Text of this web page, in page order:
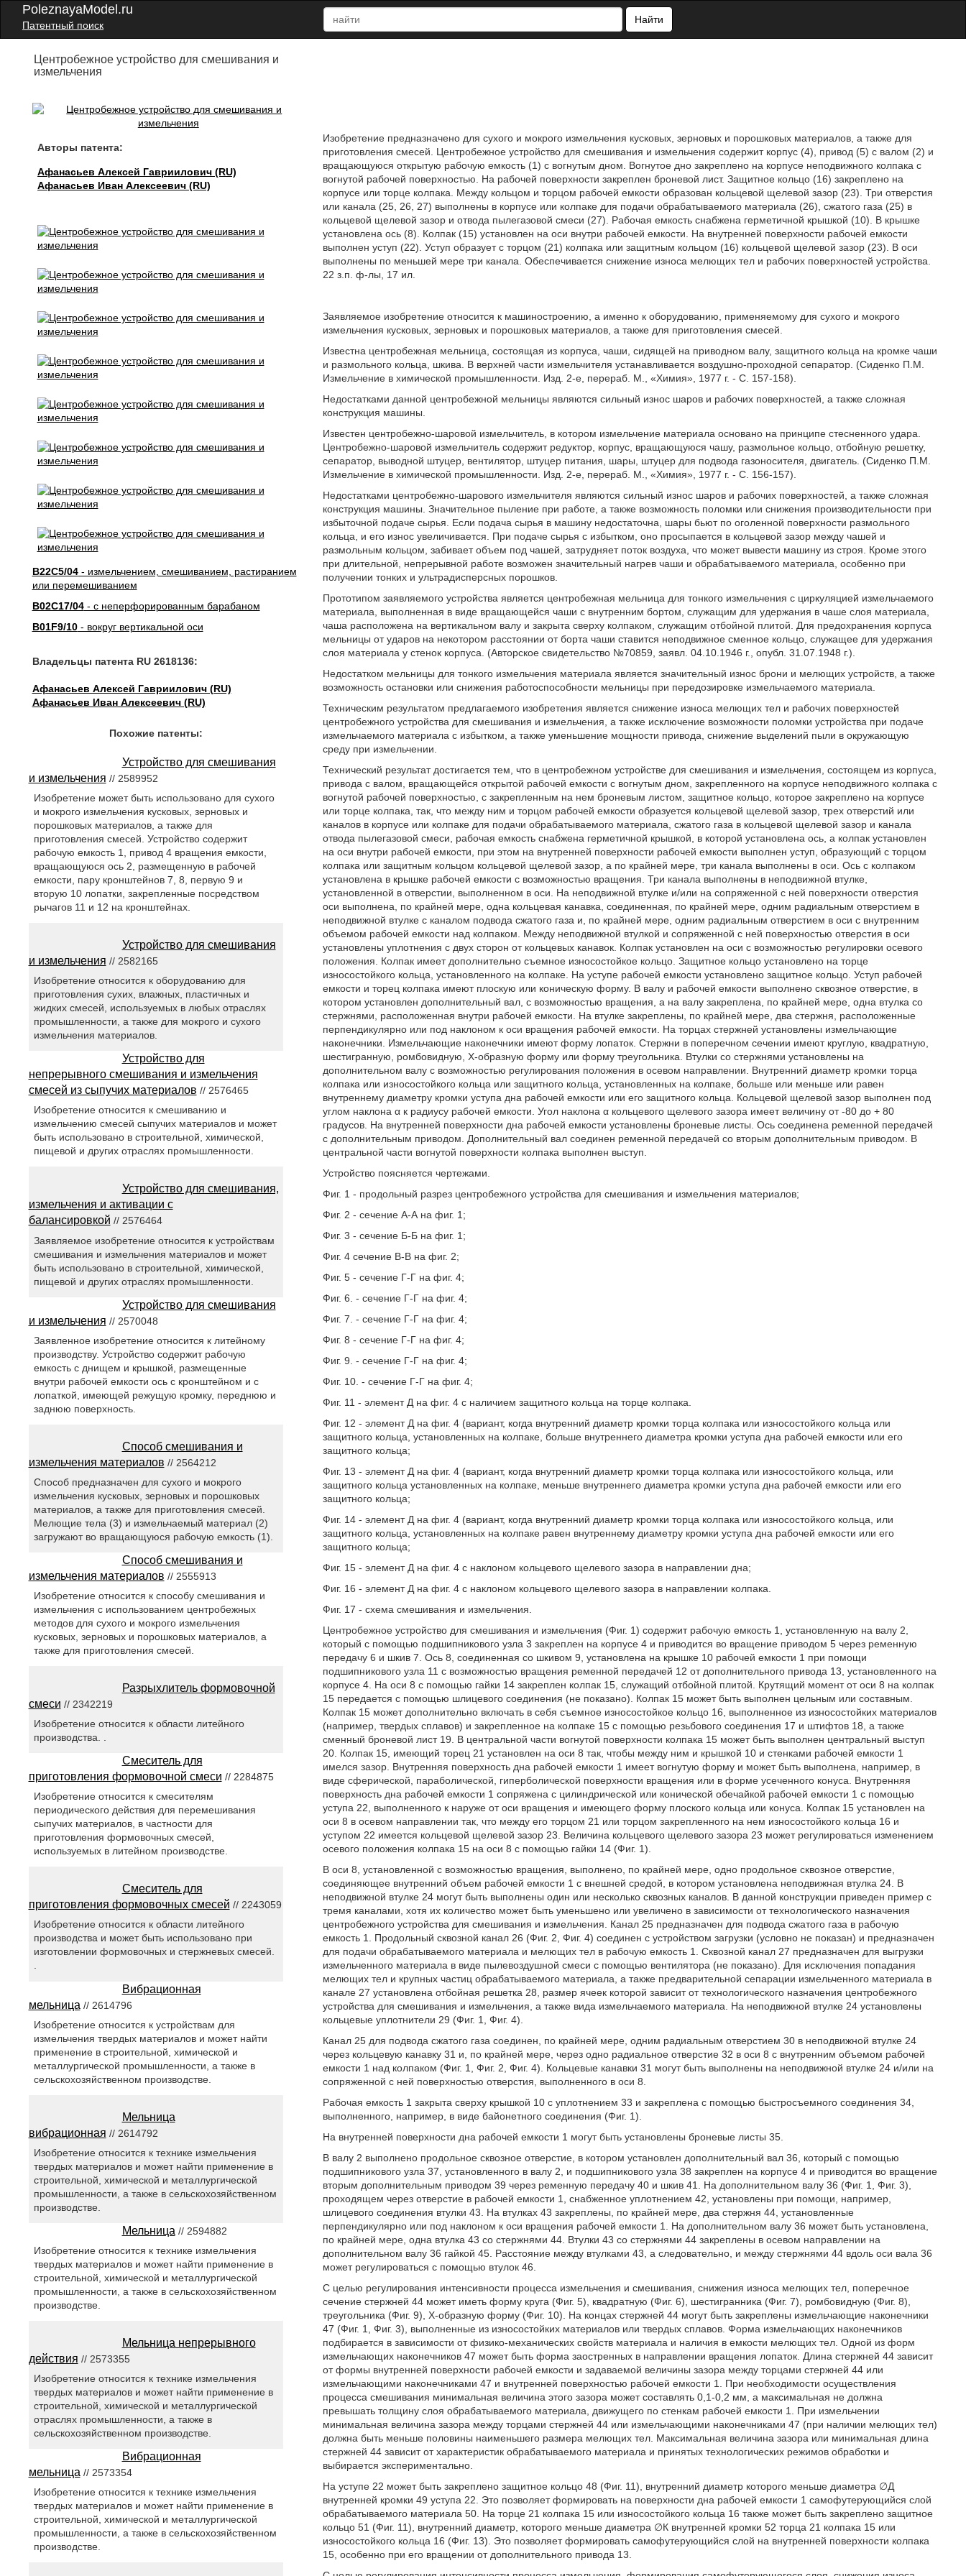
PoleznayaModel.ru
Патентный поиск
Найти
Центробежное устройство для смешивания и
измельчения
Авторы патента:
Афанасьев Алексей Гавриилович (RU)
Афанасьев Иван Алексеевич (RU)
B22C5/04- измельчением, смешиванием, растиранием
или перемешиванием
B02C17/04- с неперфорированным барабаном
B01F9/10- вокруг вертикальной оси
Владельцы патента RU 2618136:
Афанасьев Алексей Гавриилович (RU)
Афанасьев Иван Алексеевич (RU)
Изобретение предназначено для сухого и мокрого измельчения кусковых, зерновых и порошковых материалов, а также для
приготовления смесей. Центробежное устройство для смешивания и измельчения содержит корпус (4), привод (5) с валом (2) и
вращающуюся открытую рабочую емкость (1) с вогнутым дном. Вогнутое дно закреплено на корпусе неподвижного колпака с
вогнутой рабочей поверхностью. На рабочей поверхности закреплен броневой лист. Защитное кольцо (16) закреплено на
корпусе или торце колпака. Между кольцом и торцом рабочей емкости образован кольцевой щелевой зазор (23). Три отверстия
или канала (25, 26, 27) выполнены в корпусе или колпаке для подачи обрабатываемого материала (26), сжатого газа (25) в
кольцевой щелевой зазор и отвода пылегазовой смеси (27). Рабочая емкость снабжена герметичной крышкой (10). В крышке
установлена ось (8). Колпак (15) установлен на оси внутри рабочей емкости. На внутренней поверхности рабочей емкости
выполнен уступ (22). Уступ образует с торцом (21) колпака или защитным кольцом (16) кольцевой щелевой зазор (23). В оси
выполнены по меньшей мере три канала. Обеспечивается снижение износа мелющих тел и рабочих поверхностей устройства.
22 з.п. ф-лы, 17 ил.
Заявляемое изобретение относится к машиностроению, а именно к оборудованию, применяемому для сухого и мокрого
измельчения кусковых, зерновых и порошковых материалов, а также для приготовления смесей.
Известна центробежная мельница, состоящая из корпуса, чаши, сидящей на приводном валу, защитного кольца на кромке чаши
и размольного кольца, шкива. В верхней части измельчителя устанавливается воздушно-проходной сепаратор. (Сиденко П.М.
Измельчение в химической промышленности. Изд. 2-е, перераб. М., «Химия», 1977 г. - С. 157-158).
Недостатками данной центробежной мельницы являются сильный износ шаров и рабочих поверхностей, а также сложная
конструкция машины.
Известен центробежно-шаровой измельчитель, в котором измельчение материала основано на принципе стесненного удара.
Центробежно-шаровой измельчитель содержит редуктор, корпус, вращающуюся чашу, размольное кольцо, отбойную решетку,
сепаратор, выводной штуцер, вентилятор, штуцер питания, шары, штуцер для подвода газоносителя, двигатель. (Сиденко П.М.
Измельчение в химической промышленности. Изд. 2-е, перераб. М., «Химия», 1977 г. - С. 156-157).
Недостатками центробежно-шарового измельчителя являются сильный износ шаров и рабочих поверхностей, а также сложная
конструкция машины. Значительное пыление при работе, а также возможность поломки или снижения производительности при
избыточной подаче сырья. Если подача сырья в машину недостаточна, шары бьют по оголенной поверхности размольного
кольца, и его износ увеличивается. При подаче сырья с избытком, оно просыпается в кольцевой зазор между чашей и
размольным кольцом, забивает объем под чашей, затрудняет поток воздуха, что может вывести машину из строя. Кроме этого
при длительной, непрерывной работе возможен значительный нагрев чаши и обрабатываемого материала, особенно при
получении тонких и ультрадисперсных порошков.
Прототипом заявляемого устройства является центробежная мельница для тонкого измельчения с циркуляцией измельчаемого
материала, выполненная в виде вращающейся чаши с внутренним бортом, служащим для удержания в чаше слоя материала,
чаша расположена на вертикальном валу и закрыта сверху колпаком, служащим отбойной плитой. Для предохранения корпуса
мельницы от ударов на некотором расстоянии от борта чаши ставится неподвижное сменное кольцо, служащее для удержания
слоя материала у стенок корпуса. (Авторское свидетельство №70859, заявл. 04.10.1946 г., опубл. 31.07.1948 г.).
Недостатком мельницы для тонкого измельчения материала является значительный износ брони и мелющих устройств, а также
возможность остановки или снижения работоспособности мельницы при передозировке измельчаемого материала.
Техническим результатом предлагаемого изобретения является снижение износа мелющих тел и рабочих поверхностей
центробежного устройства для смешивания и измельчения, а также исключение возможности поломки устройства при подаче
измельчаемого материала с избытком, а также уменьшение мощности привода, снижение выделений пыли в окружающую
среду при измельчении.
Технический результат достигается тем, что в центробежном устройстве для смешивания и измельчения, состоящем из корпуса,
привода с валом, вращающейся открытой рабочей емкости с вогнутым дном, закрепленного на корпусе неподвижного колпака с
вогнутой рабочей поверхностью, с закрепленным на нем броневым листом, защитное кольцо, которое закреплено на корпусе
или торце колпака, так, что между ним и торцом рабочей емкости образуется кольцевой щелевой зазор, трех отверстий или
каналов в корпусе или колпаке для подачи обрабатываемого материала, сжатого газа в кольцевой щелевой зазор и канала
отвода пылегазовой смеси, рабочая емкость снабжена герметичной крышкой, в которой установлена ось, а колпак установлен
на оси внутри рабочей емкости, при этом на внутренней поверхности рабочей емкости выполнен уступ, образующий с торцом
колпака или защитным кольцом кольцевой щелевой зазор, а по крайней мере, три канала выполнены в оси. Ось с колпаком
установлена в крышке рабочей емкости с возможностью вращения. Три канала выполнены в неподвижной втулке,
установленной в отверстии, выполненном в оси. На неподвижной втулке и/или на сопряженной с ней поверхности отверстия
оси выполнена, по крайней мере, одна кольцевая канавка, соединенная, по крайней мере, одним радиальным отверстием в
неподвижной втулке с каналом подвода сжатого газа и, по крайней мере, одним радиальным отверстием в оси с внутренним
объемом рабочей емкости над колпаком. Между неподвижной втулкой и сопряженной с ней поверхностью отверстия в оси
установлены уплотнения с двух сторон от кольцевых канавок. Колпак установлен на оси с возможностью регулировки осевого
положения. Колпак имеет дополнительно съемное износостойкое кольцо. Защитное кольцо установлено на торце
износостойкого кольца, установленного на колпаке. На уступе рабочей емкости установлено защитное кольцо. Уступ рабочей
емкости и торец колпака имеют плоскую или коническую форму. В валу и рабочей емкости выполнено сквозное отверстие, в
котором установлен дополнительный вал, с возможностью вращения, а на валу закреплена, по крайней мере, одна втулка со
стержнями, расположенная внутри рабочей емкости. На втулке закреплены, по крайней мере, два стержня, расположенные
перпендикулярно или под наклоном к оси вращения рабочей емкости. На торцах стержней установлены измельчающие
наконечники. Измельчающие наконечники имеют форму лопаток. Стержни в поперечном сечении имеют круглую, квадратную,
шестигранную, ромбовидную, X-образную форму или форму треугольника. Втулки со стержнями установлены на
дополнительном валу с возможностью регулирования положения в осевом направлении. Внутренний диаметр кромки торца
колпака или износостойкого кольца или защитного кольца, установленных на колпаке, больше или меньше или равен
внутреннему диаметру кромки уступа дна рабочей емкости или его защитного кольца. Кольцевой щелевой зазор выполнен под
углом наклона α к радиусу рабочей емкости. Угол наклона α кольцевого щелевого зазора имеет величину от -80 до + 80
градусов. На внутренней поверхности дна рабочей емкости установлены броневые листы. Ось соединена ременной передачей
с дополнительным приводом. Дополнительный вал соединен ременной передачей со вторым дополнительным приводом. В
центральной части вогнутой поверхности колпака выполнен выступ.
Устройство поясняется чертежами.
Фиг. 1 - продольный разрез центробежного устройства для смешивания и измельчения материалов;
Фиг. 2 - сечение А-А на фиг. 1;
Фиг. 3 - сечение Б-Б на фиг. 1;
Фиг. 4 сечение В-В на фиг. 2;
Фиг. 5 - сечение Г-Г на фиг. 4;
Фиг. 6. - сечение Г-Г на фиг. 4;
Фиг. 7. - сечение Г-Г на фиг. 4;
Фиг. 8 - сечение Г-Г на фиг. 4;
Фиг. 9. - сечение Г-Г на фиг. 4;
Фиг. 10. - сечение Г-Г на фиг. 4;
Фиг. 11 - элемент Д на фиг. 4 с наличием защитного кольца на торце колпака.
Фиг. 12 - элемент Д на фиг. 4 (вариант, когда внутренний диаметр кромки торца колпака или износостойкого кольца или
защитного кольца, установленных на колпаке, больше внутреннего диаметра кромки уступа дна рабочей емкости или его
защитного кольца;
Фиг. 13 - элемент Д на фиг. 4 (вариант, когда внутренний диаметр кромки торца колпака или износостойкого кольца, или
защитного кольца установленных на колпаке, меньше внутреннего диаметра кромки уступа дна рабочей емкости или его
защитного кольца;
Фиг. 14 - элемент Д на фиг. 4 (вариант, когда внутренний диаметр кромки торца колпака или износостойкого кольца, или
защитного кольца, установленных на колпаке равен внутреннему диаметру кромки уступа дна рабочей емкости или его
защитного кольца;
Фиг. 15 - элемент Д на фиг. 4 с наклоном кольцевого щелевого зазора в направлении дна;
Фиг. 16 - элемент Д на фиг. 4 с наклоном кольцевого щелевого зазора в направлении колпака.
Фиг. 17 - схема смешивания и измельчения.
Центробежное устройство для смешивания и измельчения (Фиг. 1) содержит рабочую емкость 1, установленную на валу 2,
который с помощью подшипникового узла 3 закреплен на корпусе 4 и приводится во вращение приводом 5 через ременную
передачу 6 и шкив 7. Ось 8, соединенная со шкивом 9, установлена на крышке 10 рабочей емкости 1 при помощи
подшипникового узла 11 с возможностью вращения ременной передачей 12 от дополнительного привода 13, установленного на
корпусе 4. На оси 8 с помощью гайки 14 закреплен колпак 15, служащий отбойной плитой. Крутящий момент от оси 8 на колпак
15 передается с помощью шлицевого соединения (не показано). Колпак 15 может быть выполнен цельным или составным.
Колпак 15 может дополнительно включать в себя съемное износостойкое кольцо 16, выполненное из износостойких материалов
(например, твердых сплавов) и закрепленное на колпаке 15 с помощью резьбового соединения 17 и штифтов 18, а также
сменный броневой лист 19. В центральной части вогнутой поверхности колпака 15 может быть выполнен центральный выступ
20. Колпак 15, имеющий торец 21 установлен на оси 8 так, чтобы между ним и крышкой 10 и стенками рабочей емкости 1
имелся зазор. Внутренняя поверхность дна рабочей емкости 1 имеет вогнутую форму и может быть выполнена, например, в
виде сферической, параболической, гиперболической поверхности вращения или в форме усеченного конуса. Внутренняя
поверхность дна рабочей емкости 1 сопряжена с цилиндрической или конической обечайкой рабочей емкости 1 с помощью
уступа 22, выполненного к наруже от оси вращения и имеющего форму плоского кольца или конуса. Колпак 15 установлен на
оси 8 в осевом направлении так, что между его торцом 21 или торцом закрепленного на нем износостойкого кольца 16 и
уступом 22 имеется кольцевой щелевой зазор 23. Величина кольцевого щелевого зазора 23 может регулироваться изменением
осевого положения колпака 15 на оси 8 с помощью гайки 14 (Фиг. 1).
В оси 8, установленной с возможностью вращения, выполнено, по крайней мере, одно продольное сквозное отверстие,
соединяющее внутренний объем рабочей емкости 1 с внешней средой, в котором установлена неподвижная втулка 24. В
неподвижной втулке 24 могут быть выполнены один или несколько сквозных каналов. В данной конструкции приведен пример с
тремя каналами, хотя их количество может быть уменьшено или увеличено в зависимости от технологического назначения
центробежного устройства для смешивания и измельчения. Канал 25 предназначен для подвода сжатого газа в рабочую
емкость 1. Продольный сквозной канал 26 (Фиг. 2, Фиг. 4) соединен с устройством загрузки (условно не показан) и предназначен
для подачи обрабатываемого материала и мелющих тел в рабочую емкость 1. Сквозной канал 27 предназначен для выгрузки
измельченного материала в виде пылевоздушной смеси с помощью вентилятора (не показано). Для исключения попадания
мелющих тел и крупных частиц обрабатываемого материала, а также предварительной сепарации измельченного материала в
канале 27 установлена отбойная решетка 28, размер ячеек которой зависит от технологического назначения центробежного
устройства для смешивания и измельчения, а также вида измельчаемого материала. На неподвижной втулке 24 установлены
кольцевые уплотнители 29 (Фиг. 1, Фиг. 4).
Канал 25 для подвода сжатого газа соединен, по крайней мере, одним радиальным отверстием 30 в неподвижной втулке 24
через кольцевую канавку 31 и, по крайней мере, через одно радиальное отверстие 32 в оси 8 с внутренним объемом рабочей
емкости 1 над колпаком (Фиг. 1, Фиг. 2, Фиг. 4). Кольцевые канавки 31 могут быть выполнены на неподвижной втулке 24 и/или на
сопряженной с ней поверхностью отверстия, выполненного в оси 8.
Рабочая емкость 1 закрыта сверху крышкой 10 с уплотнением 33 и закреплена с помощью быстросъемного соединения 34,
выполненного, например, в виде байонетного соединения (Фиг. 1).
На внутренней поверхности дна рабочей емкости 1 могут быть установлены броневые листы 35.
В валу 2 выполнено продольное сквозное отверстие, в котором установлен дополнительный вал 36, который с помощью
подшипникового узла 37, установленного в валу 2, и подшипникового узла 38 закреплен на корпусе 4 и приводится во вращение
вторым дополнительным приводом 39 через ременную передачу 40 и шкив 41. На дополнительном валу 36 (Фиг. 1, Фиг. 3),
проходящем через отверстие в рабочей емкости 1, снабженное уплотнением 42, установлены при помощи, например,
шлицевого соединения втулки 43. На втулках 43 закреплены, по крайней мере, два стержня 44, установленные
перпендикулярно или под наклоном к оси вращения рабочей емкости 1. На дополнительном валу 36 может быть установлена,
по крайней мере, одна втулка 43 со стержнями 44. Втулки 43 со стержнями 44 закреплены в осевом направлении на
дополнительном валу 36 гайкой 45. Расстояние между втулками 43, а следовательно, и между стержнями 44 вдоль оси вала 36
может регулироваться с помощью втулок 46.
С целью регулирования интенсивности процесса измельчения и смешивания, снижения износа мелющих тел, поперечное
сечение стержней 44 может иметь форму круга (Фиг. 5), квадратную (Фиг. 6), шестигранника (Фиг. 7), ромбовидную (Фиг. 8),
треугольника (Фиг. 9), Х-образную форму (Фиг. 10). На концах стержней 44 могут быть закреплены измельчающие наконечники
47 (Фиг. 1, Фиг. 3), выполненные из износостойких материалов или твердых сплавов. Форма измельчающих наконечников
подбирается в зависимости от физико-механических свойств материала и наличия в емкости мелющих тел. Одной из форм
измельчающих наконечников 47 может быть форма заостренных в направлении вращения лопаток. Длина стержней 44 зависит
от формы внутренней поверхности рабочей емкости и задаваемой величины зазора между торцами стержней 44 или
измельчающими наконечниками 47 и внутренней поверхностью рабочей емкости 1. При необходимости осуществления
процесса смешивания минимальная величина этого зазора может составлять 0,1-0,2 мм, а максимальная не должна
превышать толщину слоя обрабатываемого материала, движущего по стенкам рабочей емкости 1. При измельчении
минимальная величина зазора между торцами стержней 44 или измельчающими наконечниками 47 (при наличии мелющих тел)
должна быть меньше половины наименьшего размера мелющих тел. Максимальная величина зазора или минимальная длина
стержней 44 зависит от характеристик обрабатываемого материала и принятых технологических режимов обработки и
выбирается экспериментально.
На уступе 22 может быть закреплено защитное кольцо 48 (Фиг. 11), внутренний диаметр которого меньше диаметра ∅Д
внутренней кромки 49 уступа 22. Это позволяет формировать на поверхности дна рабочей емкости 1 самофутерующийся слой
обрабатываемого материала 50. На торце 21 колпака 15 или износостойкого кольца 16 также может быть закреплено защитное
кольцо 51 (Фиг. 11), внутренний диаметр, которого меньше диаметра ∅К внутренней кромки 52 торца 21 колпака 15 или
износостойкого кольца 16 (Фиг. 13). Это позволяет формировать самофутерующийся слой на внутренней поверхности колпака
15, особенно при его вращении от дополнительного привода 13.
Похожие патенты:
Устройство для смешивания
и измельчения // 2589952
Изобретение может быть использовано для сухого
и мокрого измельчения кусковых, зерновых и
порошковых материалов, а также для
приготовления смесей. Устройство содержит
рабочую емкость 1, привод 4 вращения емкости,
вращающуюся ось 2, размещенную в рабочей
емкости, пару кронштейнов 7, 8, первую 9 и
вторую 10 лопатки, закрепленные посредством
рычагов 11 и 12 на кронштейнах.
Устройство для смешивания
и измельчения // 2582165
Изобретение относится к оборудованию для
приготовления сухих, влажных, пластичных и
жидких смесей, используемых в любых отраслях
промышленности, а также для мокрого и сухого
измельчения материалов.
Устройство для
непрерывного смешивания и измельчения
смесей из сыпучих материалов // 2576465
Изобретение относится к смешиванию и
измельчению смесей сыпучих материалов и может
быть использовано в строительной, химической,
пищевой и других отраслях промышленности.
Устройство для смешивания,
измельчения и активации с
балансировкой // 2576464
Заявляемое изобретение относится к устройствам
смешивания и измельчения материалов и может
быть использовано в строительной, химической,
пищевой и других отраслях промышленности.
Устройство для смешивания
и измельчения // 2570048
Заявленное изобретение относится к литейному
производству. Устройство содержит рабочую
емкость с днищем и крышкой, размещенные
внутри рабочей емкости ось с кронштейном и с
лопаткой, имеющей режущую кромку, переднюю и
заднюю поверхность.
Способ смешивания и
измельчения материалов // 2564212
Способ предназначен для сухого и мокрого
измельчения кусковых, зерновых и порошковых
материалов, а также для приготовления смесей.
Мелющие тела (3) и измельчаемый материал (2)
загружают во вращающуюся рабочую емкость (1).
Способ смешивания и
измельчения материалов // 2555913
Изобретение относится к способу смешивания и
измельчения с использованием центробежных
методов для сухого и мокрого измельчения
кусковых, зерновых и порошковых материалов, а
также для приготовления смесей.
Разрыхлитель формовочной
смеси // 2342219
Изобретение относится к области литейного
производства. .
Смеситель для
приготовления формовочной смеси // 2284875
Изобретение относится к смесителям
периодического действия для перемешивания
сыпучих материалов, в частности для
приготовления формовочных смесей,
используемых в литейном производстве.
Смеситель для
приготовления формовочных смесей // 2243059
Изобретение относится к области литейного
производства и может быть использовано при
изготовлении формовочных и стержневых смесей.
.
Вибрационная
мельница // 2614796
Изобретение относится к устройствам для
измельчения твердых материалов и может найти
применение в строительной, химической и
металлургической промышленности, а также в
сельскохозяйственном производстве.
Мельница
вибрационная // 2614792
Изобретение относится к технике измельчения
твердых материалов и может найти применение в
строительной, химической и металлургической
промышленности, а также в сельскохозяйственном
производстве.
Мельница // 2594882
Изобретение относится к технике измельчения
твердых материалов и может найти применение в
строительной, химической и металлургической
промышленности, а также в сельскохозяйственном
производстве.
Мельница непрерывного
действия // 2573355
Изобретение относится к технике измельчения
твердых материалов и может найти применение в
строительной, химической и металлургической
отраслях промышленности, а также в
сельскохозяйственном производстве.
Вибрационная
мельница // 2573354
Изобретение относится к технике измельчения
твердых материалов и может найти применение в
строительной, химической и металлургической
промышленности, а также в сельскохозяйственном
производстве.